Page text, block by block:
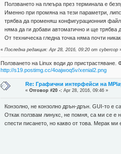
Ползването на плеъра през терминала е
Именно при промяна на тези параметри,
трябва да променяш конфигурационния
няма да ги добави автоматично и ще трябва
От техническа гледна точка няма почти
«Последна редакция: Apr 28, 2016, 09:20 от cybercop
Ползването на Linux води до пристрастяване.
http://s19.postimg.cc/4oajwoq5v/xenial2.png
Re: Графични интерфейси на
«Отговор #20 -: Apr 28, 2016, 09:46 »
Конзолно, не конзолно дрън-дрън. GUI-то е
Откак ползвам линукс, не помня, са ми се е
спести писането, но какво от това. Мерак